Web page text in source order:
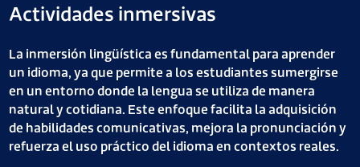
Actividades inmersivas
La inmersión lingüística es fundamental para aprender
un idioma, ya que permite a los estudiantes sumergirse
en un entorno donde la lengua se utiliza de manera
natural y cotidiana. Este enfoque facilita la adquisición
de habilidades comunicativas, mejora la pronunciación y
refuerza el uso práctico del idioma en contextos reales.